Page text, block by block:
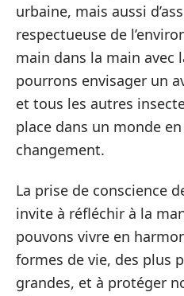
urbaine, mais aussi
respectueuse de
main dans la main avec
pourrons envisager un
et tous les autres
place dans un monde
changement.
La prise de conscience
invite à réfléchir à la
pouvons vivre en
formes de vie, des plus
grandes, et à protéger